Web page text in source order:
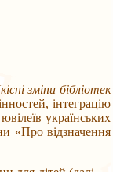
зміни бібліотек
інтеграцію
українських
«Про відзначення